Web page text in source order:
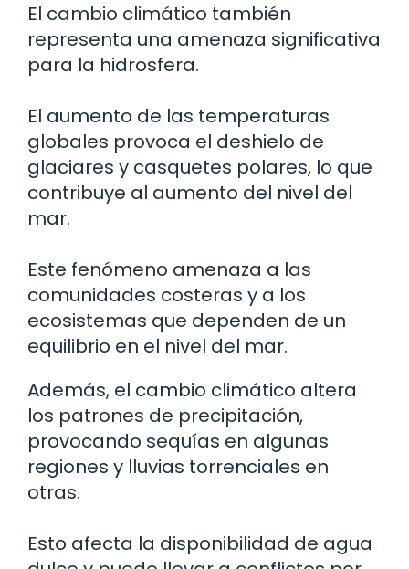
El cambio climático también
representa una amenaza significativa
para la hidrosfera.
El aumento de las temperaturas
globales provoca el deshielo de
glaciares y casquetes polares, lo que
contribuye al aumento del nivel del
mar.
Este fenómeno amenaza a las
comunidades costeras y a los
ecosistemas que dependen de un
equilibrio en el nivel del mar.
Además, el cambio climático altera
los patrones de precipitación,
provocando sequías en algunas
regiones y lluvias torrenciales en
otras.
Esto afecta la disponibilidad de agua